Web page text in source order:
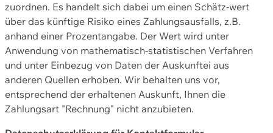
zuordnen. Es handelt sich dabei um einen Schätz-wert
über das künftige Risiko eines Zahlungsausfalls, z.B.
anhand einer Prozentangabe. Der Wert wird unter
Anwendung von mathematisch-statistischen Verfahren
und unter Einbezug von Daten der Auskunftei aus
anderen Quellen erhoben. Wir behalten uns vor,
entsprechend der erhaltenen Auskunft, Ihnen die
Zahlungsart "Rechnung" nicht anzubieten.